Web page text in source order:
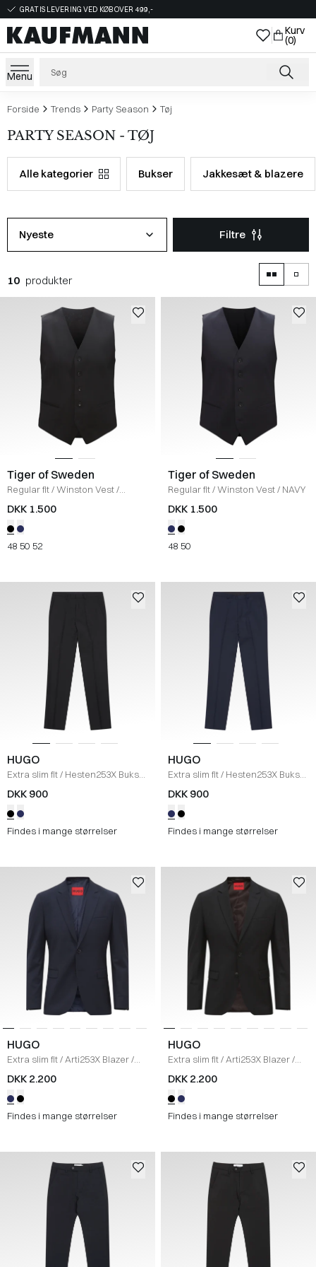
GRATIS LEVERING VED KØB OVER 499,-
Kurv
(0)
Menu
Forside Trends Party Season Tøj
PARTY SEASON - TØJ
Alle kategorier Bukser Jakkesæt & blazere
Nyeste Filtre
10 produkter
Tiger of Sweden
Regular fit/Winston Vest/
BLACK
DKK 1.500
48 50 52
Tiger of Sweden
Regular fit/Winston Vest/ NAVY
DKK 1.500
48 50
HUGO
Extra slim fit/ Hesten253X Bukser
/SORT
DKK 900
Findes i mange størrelser
HUGO
Extra slim fit/ Hesten253X Bukser
/NAVY
DKK 900
Findes i mange størrelser
HUGO
Extra slim fit/ Arti253X Blazer/
NAVY
DKK 2.200
Findes i mange størrelser
HUGO
Extra slim fit/ Arti253X Blazer/
SORT
DKK 2.200
Findes i mange størrelser